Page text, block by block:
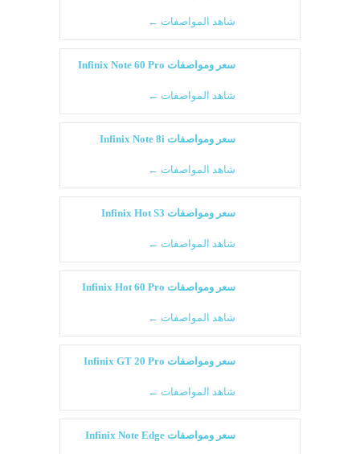
شاهد المواصفات ←
سعر ومواصفات Infinix Note 60 Pro
شاهد المواصفات ←
سعر ومواصفات Infinix Note 8i
شاهد المواصفات ←
سعر ومواصفات Infinix Hot S3
شاهد المواصفات ←
سعر ومواصفات Infinix Hot 60 Pro
شاهد المواصفات ←
سعر ومواصفات Infinix GT 20 Pro
شاهد المواصفات ←
سعر ومواصفات Infinix Note Edge